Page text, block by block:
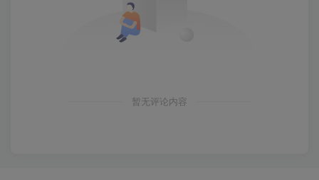
暂无评论内容